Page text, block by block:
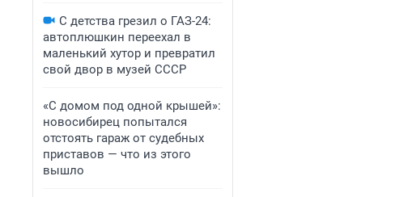
С детства грезил о ГАЗ-24:
автоплюшкин переехал в
маленький хутор и превратил
свой двор в музей СССР
«С домом под одной крышей»:
новосибирец попытался
отстоять гараж от судебных
приставов — что из этого
вышло